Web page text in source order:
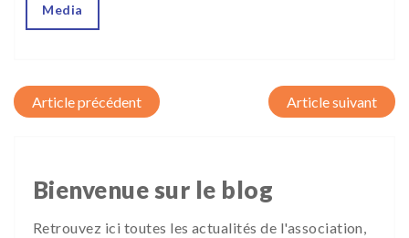
Media
Post navigation
Bienvenue sur le blog
Retrouvez ici toutes les actualités de l'association,